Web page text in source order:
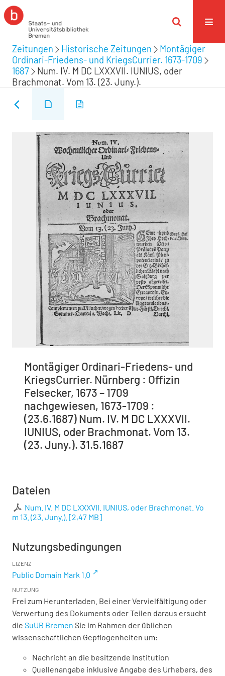
Zeitungen Historische Zeitungen
Montägiger
Ordinari-Friedens- und KriegsCurrier. 1673-1709
1687
Num. IV. M DC LXXXVII. IUNIUS, oder
Brachmonat. Vom 13. (23. Juny.).
Montägiger Ordinari-Friedens- und
KriegsCurrier. Nürnberg : Offizin
Felsecker, 1673 – 1709
nachgewiesen, 1673-1709 :
(23.6.1687) Num. IV. M DC LXXXVII.
IUNIUS, oder Brachmonat. Vom 13.
(23. Juny.). 31.5.1687
Dateien
Num. IV. M DC LXXXVII. IUNIUS, oder Brachmonat. Vo
m 13. (23. Juny.). [2,47 MB]
Nutzungsbedingungen
LIZENZ
Public Domain Mark 1.0
NUTZUNG
Frei zum Herunterladen. Bei einer Vervielfältigung oder
Verwertung des Dokuments oder Teilen daraus ersucht
die SuUB Bremen Sie im Rahmen der üblichen
wissenschaftlichen Gepflogenheiten um:
Nachricht an die besitzende Institution
Quellenangabe inklusive Angabe des Urhebers, des